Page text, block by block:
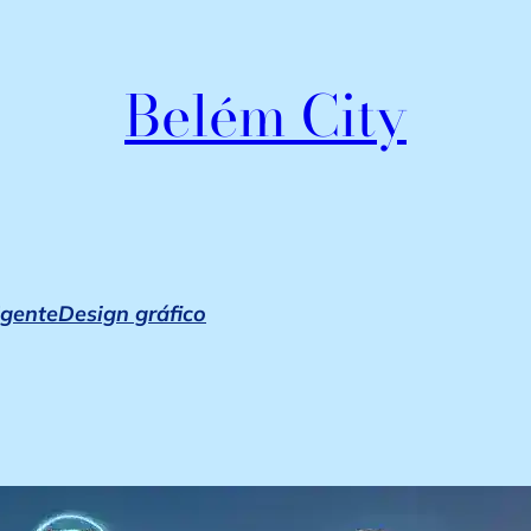
Belém City
Design gráfico